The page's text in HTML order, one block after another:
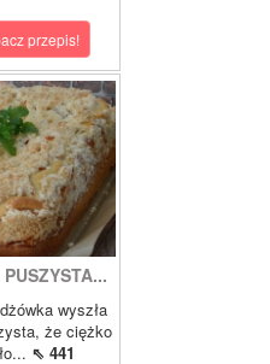
przepis!
wyszła
że ciężko
⇖ 441